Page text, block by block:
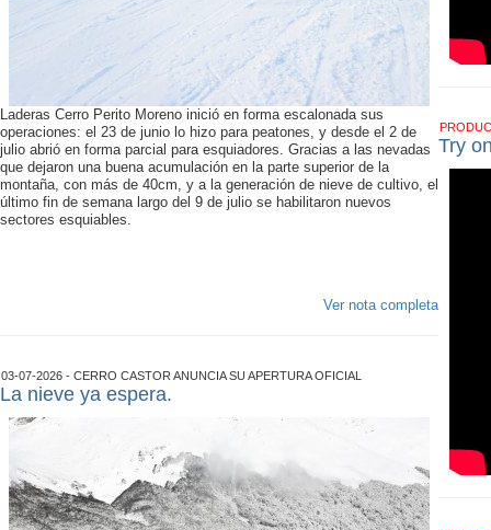
Laderas Cerro Perito Moreno inició en forma escalonada sus
operaciones: el 23 de junio lo hizo para peatones, y desde el 2 de
julio abrió en forma parcial para esquiadores. Gracias a las nevadas
que dejaron una buena acumulación en la parte superior de la
montaña, con más de 40cm, y a la generación de nieve de cultivo, el
último fin de semana largo del 9 de julio se habilitaron nuevos
sectores esquiables.
Ver nota completa
03-07-2026 - CERRO CASTOR ANUNCIA SU APERTURA OFICIAL
La nieve ya espera.
Try